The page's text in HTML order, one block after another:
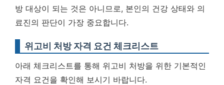
방 대상이 되는 것은 아니므로, 본인의 건강 상태와 의
료진의 판단이 가장 중요합니다.
위고비 처방 자격 요건 체크리스트
아래 체크리스트를 통해 위고비 처방을 위한 기본적인
자격 요건을 확인해 보시기 바랍니다.